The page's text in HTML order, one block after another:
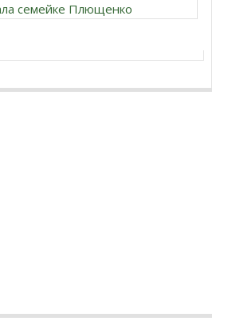
семейке Плющенко